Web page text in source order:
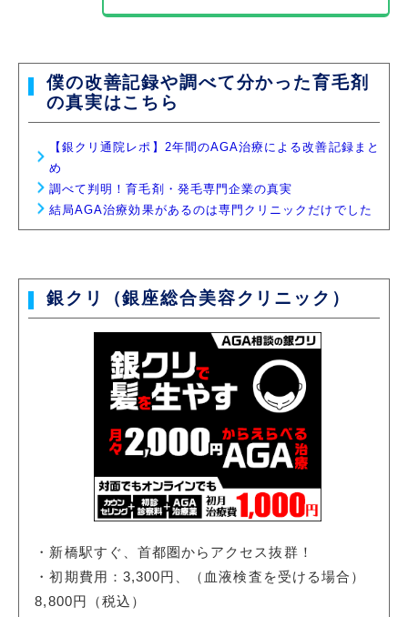
僕の改善記録や調べて分かった育毛剤
の真実はこちら
【銀クリ通院レポ】2年間のAGA治療による改善記録まと
め
調べて判明！育毛剤・発毛専門企業の真実
結局AGA治療効果があるのは専門クリニックだけでした
銀クリ（銀座総合美容クリニック）
・新橋駅すぐ、首都圏からアクセス抜群！
・初期費用：3,300円、（血液検査を受ける場合）
8,800円（税込）